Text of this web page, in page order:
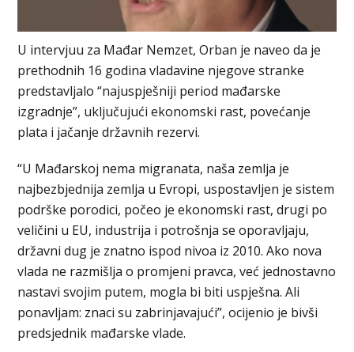
U intervjuu za Mađar Nemzet, Orban je naveo da je
prethodnih 16 godina vladavine njegove stranke
predstavljalo “najuspješniji period mađarske
izgradnje”, uključujući ekonomski rast, povećanje
plata i jačanje državnih rezervi.
“U Mađarskoj nema migranata, naša zemlja je
najbezbjednija zemlja u Evropi, uspostavljen je sistem
podrške porodici, počeo je ekonomski rast, drugi po
veličini u EU, industrija i potrošnja se oporavljaju,
državni dug je znatno ispod nivoa iz 2010. Ako nova
vlada ne razmišlja o promjeni pravca, već jednostavno
nastavi svojim putem, mogla bi biti uspješna. Ali
ponavljam: znaci su zabrinjavajući”, ocijenio je bivši
predsjednik mađarske vlade.